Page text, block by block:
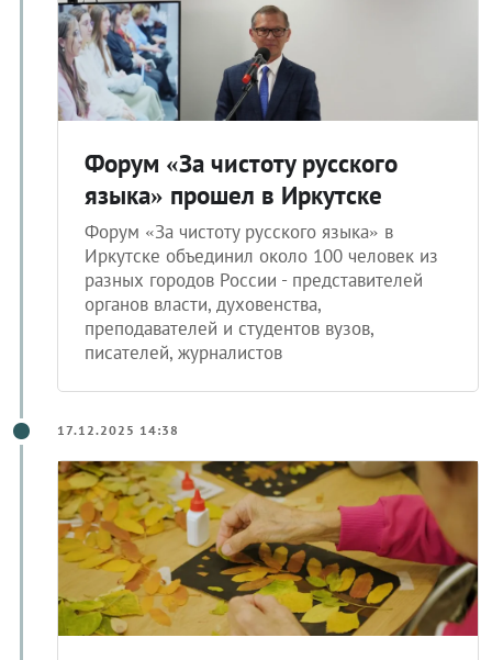
Форум «За чистоту русского
языка» прошел в Иркутске
Форум «За чистоту русского языка» в
Иркутске объединил около 100 человек из
разных городов России - представителей
органов власти, духовенства,
преподавателей и студентов вузов,
писателей, журналистов
17.12.2025 14:38